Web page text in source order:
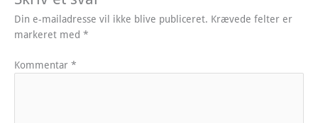
Din e-mailadresse vil ikke blive publiceret. Krævede felter er
markeret med *
Kommentar *